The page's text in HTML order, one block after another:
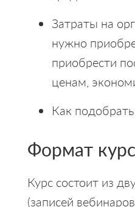
Затраты на
нужно
приобрести
ценам,
Как
Формат
Курс состоит из
(записей